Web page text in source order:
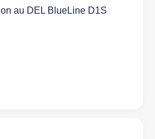
au DEL BlueLine D1S